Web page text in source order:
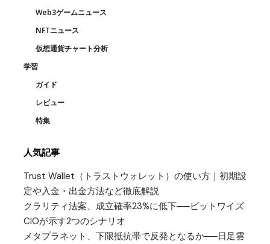
Web3ゲームニュース
NFTニュース
仮想通貨チャート分析
学習
ガイド
レビュー
特集
人気記事
Trust Wallet（トラストウォレット）の使い方｜初期設
定や入金・出金方法など徹底解説
クラリティ法案、成立確率23%に低下──ビットワイズ
CIOが示す2つのシナリオ
メタプラネット、下限抵抗帯で反発となるか──日足雲